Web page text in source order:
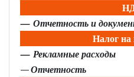
— Отчетность и
Налог
— Рекламные расходы
—Отчетность